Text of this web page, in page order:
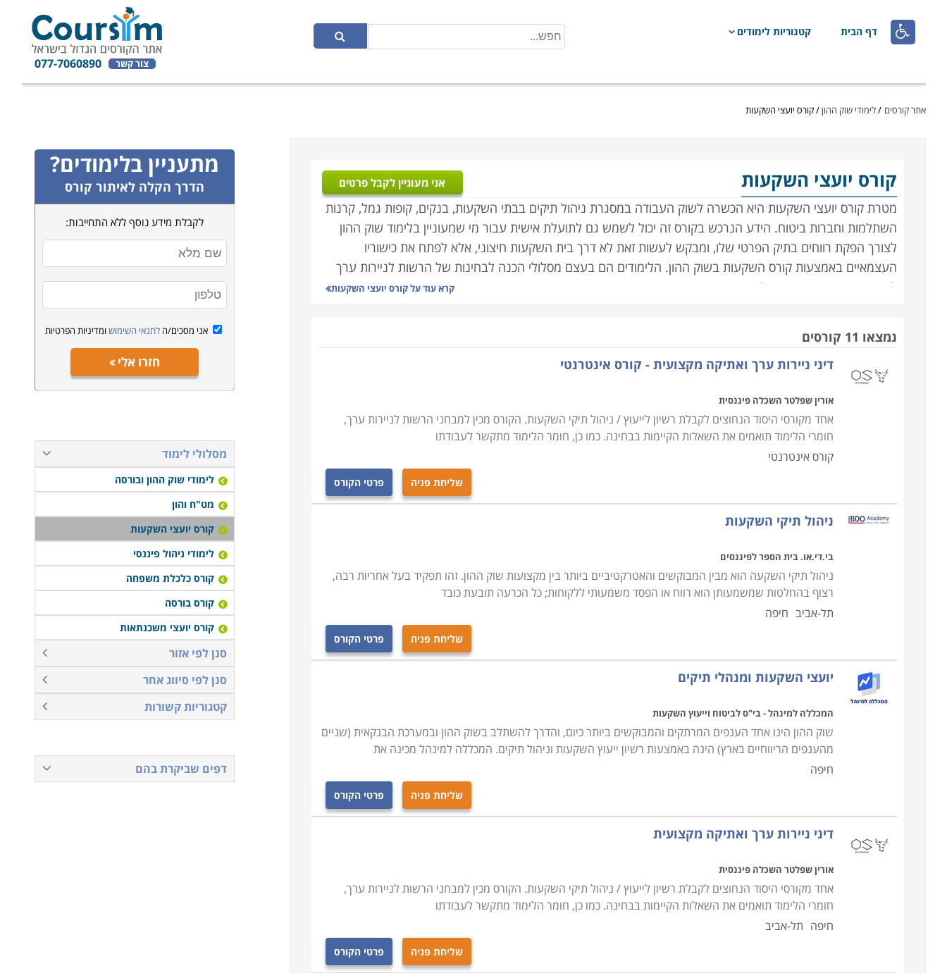
 דף הבית קטגוריות לימודים
צור קשר 077-7060890
אתר קורסים /לימודי שוק ההון/קורס יועצי השקעות
קורס יועצי השקעות אני מעוניין לקבל פרטים
מטרת קורס יועצי השקעות היא הכשרה לשוק העבודה במסגרת ניהול תיקים בבתי השקעות, בנקים, קופות גמל, קרנות
השתלמות וחברות ביטוח. הידע הנרכש בקורס זה יכול לשמש גם לתועלת אישית עבור מי שמעוניין בלימוד שוק ההון
לצורך הפקת רווחים בתיק הפרטי שלו, ומבקש לעשות זאת לא דרך בית השקעות חיצוני, אלא לפתח את כישוריו
העצמאיים באמצעות קורס השקעות בשוק ההון. הלימודים הם בעצם מסלולי הכנה לבחינות של הרשות לניירות ערך
לרישוי יועצי השקעות ומנהלי תיקי השקעות הנערכים בסיומם.
בסיס הקורס הוא לימוד שוק ההון וצדדיו השונים, רקע תיאורטי ומעשי בכלים פיננסיים דוגמת מניות, אופציות, אגרות חוב
אגרות חוב להמרה, מכשירים פיננסיים עתידיים ומכירה בחסר. כמו כן נלמדים מושגי יסוד חיוניים כמו בכל קורס בשוק
ההון, מתחומי הכלכלה, החשבונאות, מימון וסטטיסטיקה, אתיקה מקצועית, שיטות מסחר והגדרת צרכי הלקוח.
כדי לעסוק מעשית בתחום, נדרש מעבר של בחינות הרשות לניירות ערך לשם קבלת רשיון יועץ השקעות או מנהל
תיקים. נושא זה מחייב תקן מסודר, משום שמדובר באחריות רבה על סכומי כסף גדולים, ואין מקום לטעויות או לחובבנים
בו. גם לאחר הבחינות נדרשת תקופת סטאז' טרם שמתחילים לעבוד באופן עצמאי. בבואכם לבחור את מוסד הלימודים
בדקו היטב את ותק המוסד, טיב ואיכות המרצים, בררו מהו ניסיונם בתחום, עברו על היקף תכנית הלימודים והשוו אותה
למוסדות אחרים. בנוסף, מומלץ לשאול ולוודא מהו משך הזמן שמוקדש לתרגול מעשי בשטח.
אין צורך בידע מוקדם בתחום, אך מכיוון שמדובר במסלול מקצועי מלא, מקיף, ולפעמים גם קצת מתיש, הוא מיועד למי
שמבקש לרכוש לעצמו הכשרה תעסוקתית מסודרת, ולא סתם לקבל ידע כללי במסגרת קורס בשוק ההון. בעלי תארים
אקדמיים בתחומי כלכלה, מנהל עסקים או חשבונאות יהיו זכאים לפטורים והקלות. היקף הלימודים משתנה, ונע בין 200
ל-500 ש"ל, כך שכדאי לדעת מה הצרכים שלך כתלמיד, מהן יכולות הקליטה וההבנה שלך, כדי לבחור בקורס מזורז או
קרא עוד עלקורס יועצי השקעות
נמצאו 11 קורסים
דיני ניירות ערך ואתיקה מקצועית - קורס אינטרנטי
אורין שפלטר השכלה פיננסית
אחד מקורסי היסוד הנחוצים לקבלת רשיון לייעוץ / ניהול תיקי השקעות. הקורס מכין למבחני הרשות לניירות ערך,
חומרי הלימוד תואמים את השאלות הקיימות בבחינה. כמו כן, חומר הלימוד מתקשר לעבודתו
קורס אינטרנטי
שליחת פניה פרטי הקורס
ניהול תיקי השקעות
בי.די.או. בית הספר לפיננסים
ניהול תיקי השקעה הוא מבין המבוקשים והאטרקטיביים ביותר בין מקצועות שוק ההון. זהו תפקיד בעל אחריות רבה,
רצוף בהחלטות שמשמעותן הוא רווח או הפסד משמעותי ללקוחות; כל הכרעה תובעת כובד
תל-אביב חיפה
שליחת פניה פרטי הקורס
יועצי השקעות ומנהלי תיקים
המכללה למינהל - בי"ס לביטוח וייעוץ השקעות
שוק ההון הינו אחד הענפים המרתקים והמבוקשים ביותר כיום, והדרך להשתלב בשוק ההון ובמערכת הבנקאית (שניים
מהענפים הריווחיים בארץ) הינה באמצעות רשיון ייעוץ השקעות וניהול תיקים. המכללה למינהל מכינה את
חיפה
שליחת פניה פרטי הקורס
דיני ניירות ערך ואתיקה מקצועית
אורין שפלטר השכלה פיננסית
אחד מקורסי היסוד הנחוצים לקבלת רשיון לייעוץ / ניהול תיקי השקעות. הקורס מכין למבחני הרשות לניירות ערך,
חומרי הלימוד תואמים את השאלות הקיימות בבחינה. כמו כן, חומר הלימוד מתקשר לעבודתו
חיפה תל-אביב
שליחת פניה פרטי הקורס
מתעניין בלימודים?
הדרך הקלה לאיתור קורס
לקבלת מידע נוסף ללא התחייבות:
אני מסכים/הלתנאי השימוש ומדיניות הפרטיות
חזרו אלי
מסלולי לימוד
לימודי שוק ההון ובורסה
מט"ח והון
קורס יועצי השקעות
לימודי ניהול פיננסי
קורס כלכלת משפחה
קורס בורסה
קורס יועצי משכנתאות
סנן לפי אזור
סנן לפי סיווג אחר
קטגוריות קשורות
דפים שביקרת בהם